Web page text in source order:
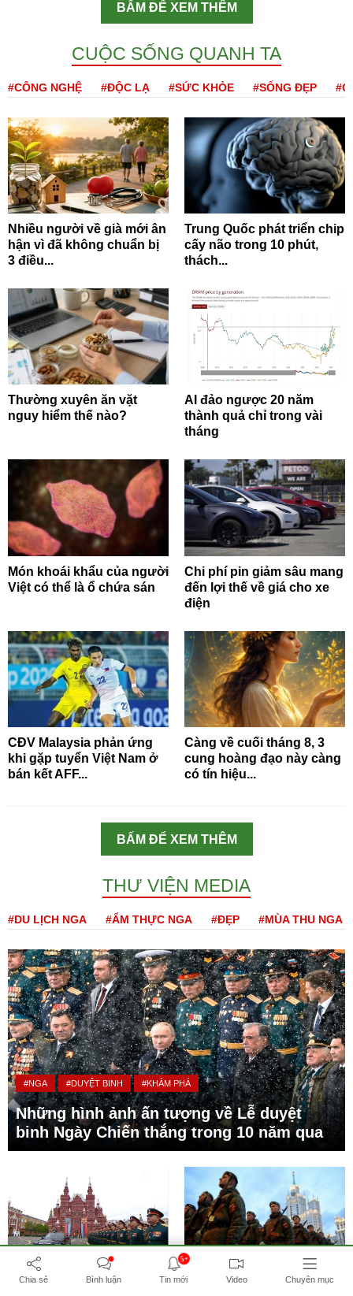
BẤM ĐỂ XEM THÊM
CUỘC SỐNG QUANH TA
#CÔNG NGHỆ #ĐỘC LẠ #SỨC KHỎE #SỐNG ĐẸP
Nhiều người về già mới ân
hận vì đã không chuẩn bị
3 điều...
Trung Quốc phát triển chip
cấy não trong 10 phút,
thách...
Thường xuyên ăn vặt
nguy hiểm thế nào?
AI đảo ngược 20 năm
thành quả chỉ trong vài
tháng
Món khoái khẩu của người
Việt có thể là ổ chứa sán
Chi phí pin giảm sâu mang
đến lợi thế về giá cho xe
điện
CĐV Malaysia phản ứng
khi gặp tuyển Việt Nam ở
bán kết AFF...
Càng về cuối tháng 8, 3
cung hoàng đạo này càng
có tín hiệu...
BẤM ĐỂ XEM THÊM
THƯ VIỆN MEDIA
#DU LỊCH NGA #ẨM THỰC NGA #ĐẸP #MÙA THU NGA
#NGA #DUYỆT BINH #KHÁM PHÁ
Những hình ảnh ấn tượng về Lễ duyệt
binh Ngày Chiến thắng trong 10 năm qua
#NGA #DUYỆT BINH
#NGÀY
#ĐỜI SỐNG #NGA
Chia sẻ Bình luận
5+
Tin mới Video Chuyên mục